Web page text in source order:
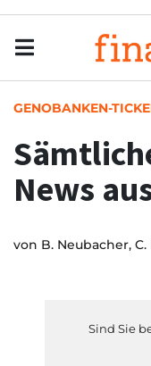
GENOBANKEN-
News
von B. Neubacher,
Sind Sie